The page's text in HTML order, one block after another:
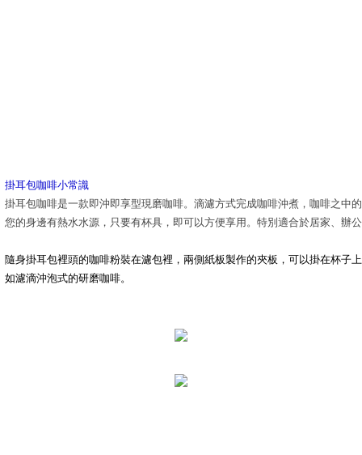
掛耳包咖啡小常識
掛耳包咖啡是一款即沖即享型現磨咖啡。滴濾方式完成咖啡沖煮，咖啡之中
您的身邊有熱水水源，只要有杯具，即可以方便享用。特別適合於居家、辦
隨身掛耳包裡頭的咖啡粉裝在濾包裡，兩側紙板製作的夾板，可以掛在杯子
如濾滴沖泡式的研磨咖啡。